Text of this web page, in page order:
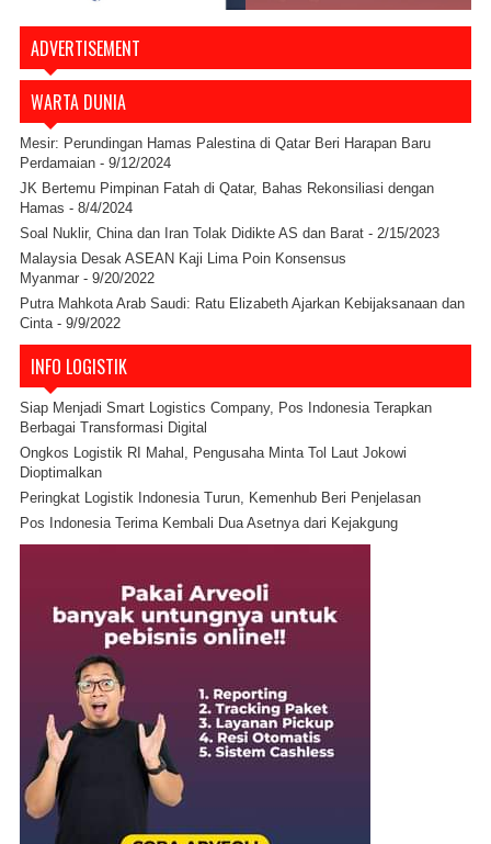
ADVERTISEMENT
WARTA DUNIA
Mesir: Perundingan Hamas Palestina di Qatar Beri Harapan Baru
Perdamaian - 9/12/2024
JK Bertemu Pimpinan Fatah di Qatar, Bahas Rekonsiliasi dengan
Hamas - 8/4/2024
Soal Nuklir, China dan Iran Tolak Didikte AS dan Barat - 2/15/2023
Malaysia Desak ASEAN Kaji Lima Poin Konsensus
Myanmar - 9/20/2022
Putra Mahkota Arab Saudi: Ratu Elizabeth Ajarkan Kebijaksanaan dan
Cinta- 9/9/2022
INFO LOGISTIK
Siap Menjadi Smart Logistics Company, Pos Indonesia Terapkan
Berbagai Transformasi Digital
Ongkos Logistik RI Mahal, Pengusaha Minta Tol Laut Jokowi
Dioptimalkan
Peringkat Logistik Indonesia Turun, Kemenhub Beri Penjelasan
Pos Indonesia Terima Kembali Dua Asetnya dari Kejakgung